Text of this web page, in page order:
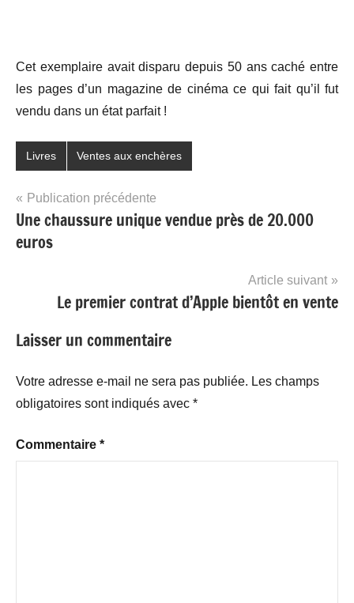
Cet exemplaire avait disparu depuis 50 ans caché entre
les pages d’un magazine de cinéma ce qui fait qu’il fut
vendu dans un état parfait !
Livres Ventes aux enchères
Navigation
de
l’article
Publication précédente
Une chaussure unique vendue près de 20.000
euros
Article suivant
Le premier contrat d’Apple bientôt en vente
Laisser un commentaire
Votre adresse e-mail ne sera pas publiée. Les champs
obligatoires sont indiqués avec *
Commentaire *